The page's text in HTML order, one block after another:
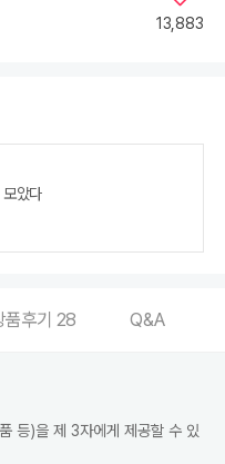
13,883
았다
품후기 28 Q&A
등)을 제 3자에게 제공할 수 있